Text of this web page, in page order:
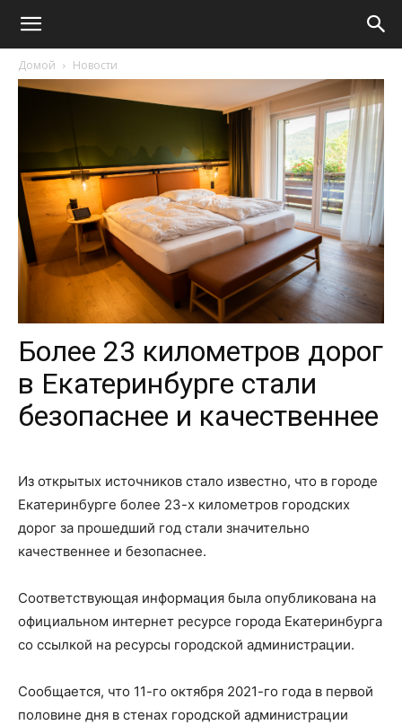
Домой Новости
Более 23 километров дорог
в Екатеринбурге стали
безопаснее и качественнее
Из открытых источников стало известно, что в городе
Екатеринбурге более 23-х километров городских
дорог за прошедший год стали значительно
качественнее и безопаснее.
Соответствующая информация была опубликована на
официальном интернет ресурсе города Екатеринбурга
со ссылкой на ресурсы городской администрации.
Сообщается, что 11-го октября 2021-го года в первой
половине дня в стенах городской администрации